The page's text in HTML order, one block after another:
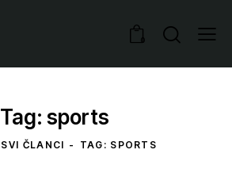
0
Tag: sports
SVI ČLANCI TAG: SPORTS